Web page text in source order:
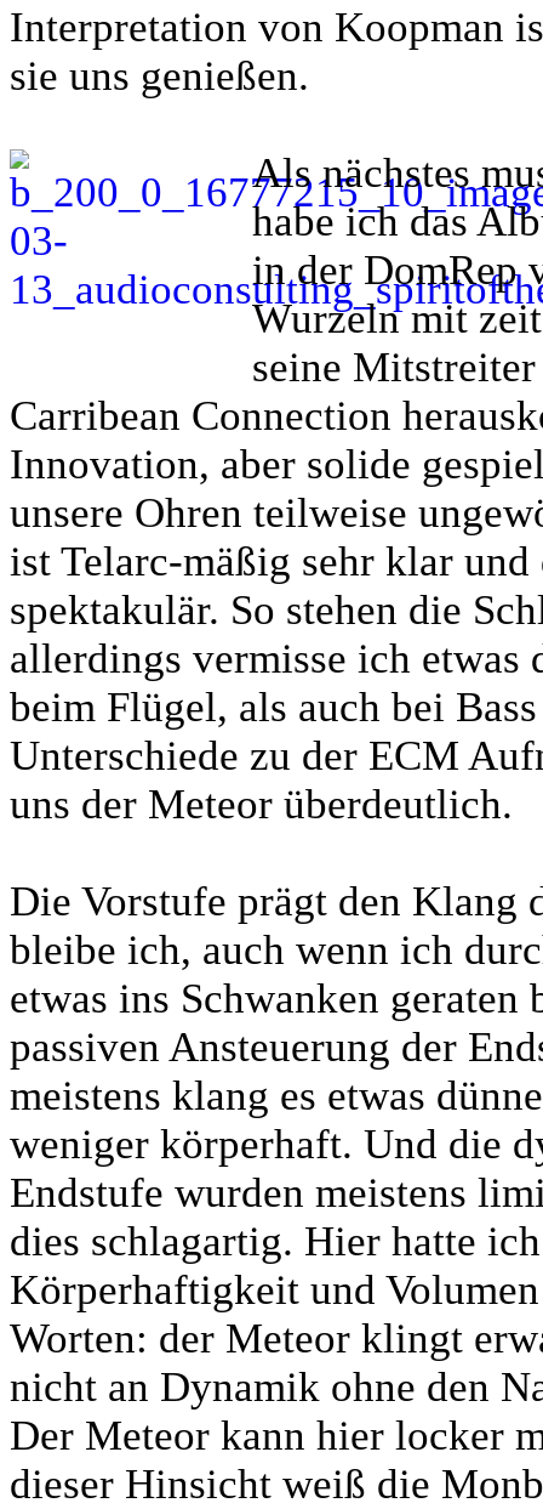
Interpretation von Koopman
sie uns genießen.
Als nächstes
habe ich das
in der DomRep
Wurzeln mit
seine Mitstreiter
Carribean Connection
Innovation, aber solide
unsere Ohren teilweise
ist Telarc-mäßig sehr klar
spektakulär. So stehen die
allerdings vermisse ich
beim Flügel, als auch bei
Unterschiede zu der ECM
uns der Meteor überdeutlich.
Die Vorstufe prägt den Klang
bleibe ich, auch wenn ich
etwas ins Schwanken
passiven Ansteuerung der
meistens klang es etwas
weniger körperhaft. Und die
Endstufe wurden meistens
dies schlagartig. Hier hatte
Körperhaftigkeit und
Worten: der Meteor klingt
nicht an Dynamik ohne den
Der Meteor kann hier locker
dieser Hinsicht weiß die